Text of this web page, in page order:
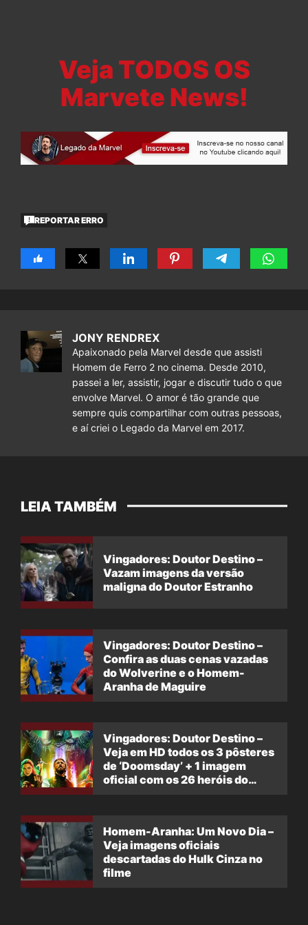
Veja TODOS OS
Marvete News!
REPORTAR ERRO
JONY RENDREX
Apaixonado pela Marvel desde que assisti
Homem de Ferro 2 no cinema. Desde 2010,
passei a ler, assistir, jogar e discutir tudo o que
envolve Marvel. O amor é tão grande que
sempre quis compartilhar com outras pessoas,
e aí criei o Legado da Marvel em 2017.
LEIA TAMBÉM
Vingadores: Doutor Destino –
Vazam imagens da versão
maligna do Doutor Estranho
Vingadores: Doutor Destino –
Confira as duas cenas vazadas
do Wolverine e o Homem-
Aranha de Maguire
Vingadores: Doutor Destino –
Veja em HD todos os 3 pôsteres
de ‘Doomsday’ + 1 imagem
oficial com os 26 heróis do
Homem-Aranha: Um Novo Dia –
Veja imagens oficiais
descartadas do Hulk Cinza no
filme